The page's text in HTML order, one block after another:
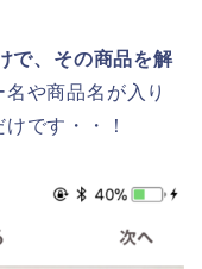
で、その商品を解
や商品名が入り
です・・！